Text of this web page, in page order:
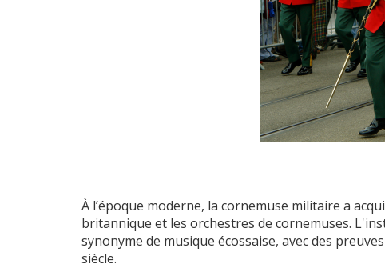
À l’époque moderne, la cornemuse militaire a
britannique et les orchestres de cornemuses.
synonyme de musique écossaise, avec des
siècle.